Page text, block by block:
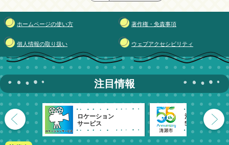
ホームページの使い方 著作権・免責事項
個人情報の取り扱い ウェブアクセシビリティ
注目情報
ロケーション
サービス
清瀬市
55周年記念